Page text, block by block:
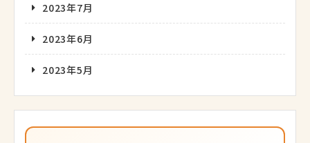
2023年7月
2023年6月
2023年5月